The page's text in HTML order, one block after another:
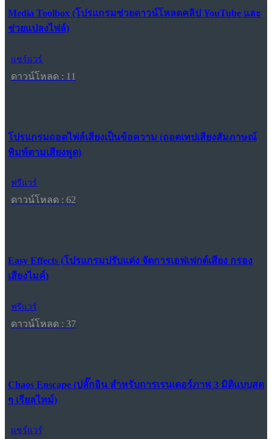
Media Toolbox (โปรแกรมช่วยดาวน์โหลดคลิป YouTube และ
ช่วยแปลงไฟล์)
แชร์แวร์
ดาวน์โหลด : 11
โปรแกรมถอดไฟล์เสียงเป็นข้อความ (ถอดเทปเสียงสัมภาษณ์
พิมพ์ตามเสียงพูด)
ฟรีแวร์
ดาวน์โหลด : 62
Easy Effects (โปรแกรมปรับแต่ง จัดการเอฟเฟกต์เสียง กรอง
เสียงไมค์)
ฟรีแวร์
ดาวน์โหลด : 37
Chaos Enscape (ปลั๊กอิน สำหรับการเรนเดอร์ภาพ 3 มิติแบบสด
ๆ เรียลไทม์)
แชร์แวร์